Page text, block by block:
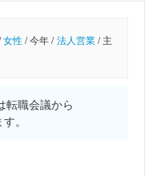
女性/今年 / 法人営業/主
職会議から
。